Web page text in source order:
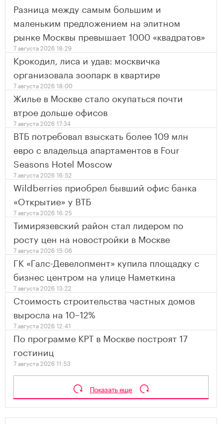
Разница между самым большим и
маленьким предложением на элитном
рынке Москвы превышает 1000 «квадратов»
7 августа 2026 18:29
Крокодил, лиса и удав: москвичка
организовала зоопарк в квартире
7 августа 2026 18:00
Жилье в Москве стало окупаться почти
втрое дольше офисов
7 августа 2026 17:34
ВТБ потребовал взыскать более 109 млн
евро с владельца апартаментов в Four
Seasons Hotel Moscow
7 августа 2026 16:52
Wildberries приобрел бывший офис банка
«Открытие» у ВТБ
7 августа 2026 16:25
Тимирязевский район стал лидером по
росту цен на новостройки в Москве
7 августа 2026 15:06
ГК «Галс-Девелопмент» купила площадку с
бизнес центром на улице Наметкина
7 августа 2026 13:22
Стоимость строительства частных домов
выросла на 10–12%
7 августа 2026 12:41
По программе КРТ в Москве построят 17
гостиниц
7 августа 2026 11:53
Показать еще